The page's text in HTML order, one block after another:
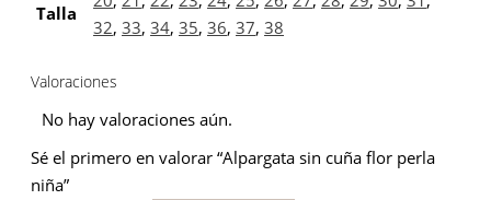
Talla
32, 33, 34, 35, 36, 37, 38
Valoraciones
No hay valoraciones aún.
Sé el primero en valorar “Alpargata sin cuña flor perla
niña”